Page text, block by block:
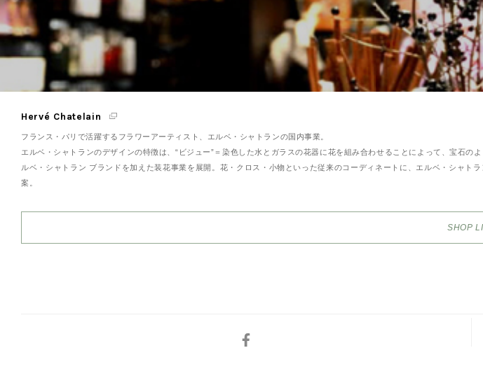
Hervé Chatelain
フランス・パリで活躍するフラワーアーティスト、エルベ・シャトランの国内事業。
エルベ・シャトランのデザインの特徴は、“ビジュー”＝染色した水とガラスの花器に花を組み合わせることによって、宝石
ルベ・シャトラン ブランドを加えた装花事業を展開。花・クロス・小物といった従来のコーディネートに、エルベ・シャ
案。
SHOP